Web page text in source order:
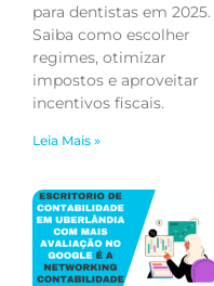
para dentistas em 2025.
Saiba como escolher
regimes, otimizar
impostos e aproveitar
incentivos fiscais.
Leia Mais »